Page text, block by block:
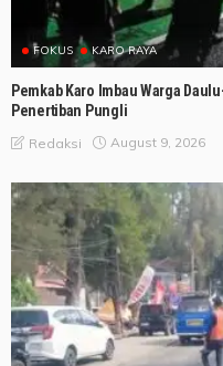
FOKUS KARO RAYA
Pemkab Karo Imbau Warga
Penertiban Pungli
Redaksi August 9, 2026